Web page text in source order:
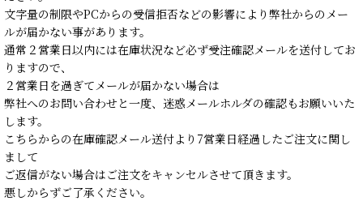
文字量の制限やPCからの受信拒否などの影響により弊社からのメー
ルが届かない事があります。
通常２営業日以内には在庫状況など必ず受注確認メールを送付してお
りますので、
２営業日を過ぎてメールが届かない場合は
弊社へのお問い合わせと一度、迷惑メールホルダの確認もお願いいた
します。
こちらからの在庫確認メール送付より7営業日経過したご注文に関し
まして
ご返信がない場合はご注文をキャンセルさせて頂きます。
悪しからずご了承ください。